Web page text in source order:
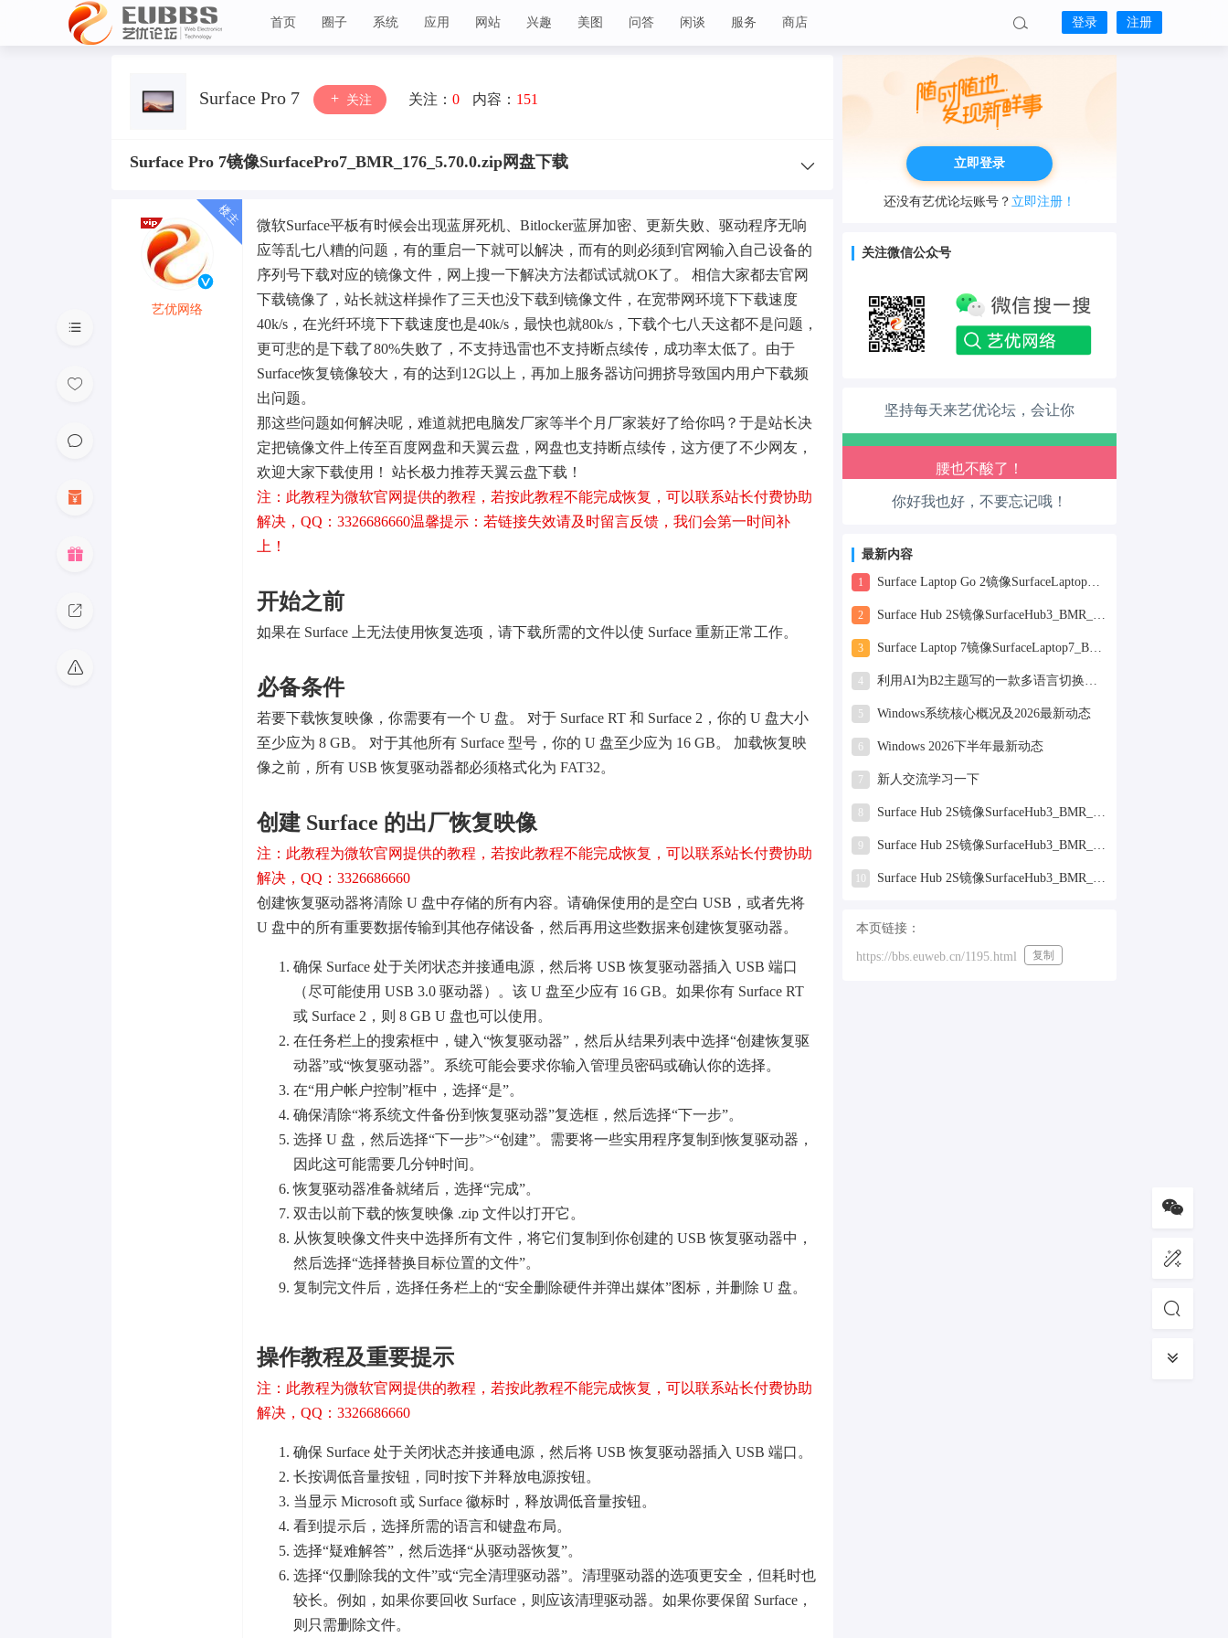
首页 圈子 系统 应用 网站 兴趣 美图 问答 闲谈 服务 商店 登录 注册
Surface Pro 7 关注 关注： 0 内容： 151
Surface Pro 7镜像SurfacePro7_BMR_176_5.70.0.zip网盘下载
艺优网络
微软Surface平板有时候会出现蓝屏死机、Bitlocker蓝屏加密、更新失败、驱动程序无响
应等乱七八糟的问题，有的重启一下就可以解决，而有的则必须到官网输入自己设备的
序列号下载对应的镜像文件，网上搜一下解决方法都试试就OK了。 相信大家都去官网
下载镜像了，站长就这样操作了三天也没下载到镜像文件，在宽带网环境下下载速度
40k/s，在光纤环境下下载速度也是40k/s，最快也就80k/s，下载个七八天这都不是问题，
更可悲的是下载了80%失败了，不支持迅雷也不支持断点续传，成功率太低了。由于
Surface恢复镜像较大，有的达到12G以上，再加上服务器访问拥挤导致国内用户下载频
出问题。
那这些问题如何解决呢，难道就把电脑发厂家等半个月厂家装好了给你吗？于是站长决
定把镜像文件上传至百度网盘和天翼云盘，网盘也支持断点续传，这方便了不少网友，
欢迎大家下载使用！ 站长极力推荐天翼云盘下载！
注：此教程为微软官网提供的教程，若按此教程不能完成恢复，可以联系站长付费协助
解决，QQ：3326686660温馨提示：若链接失效请及时留言反馈，我们会第一时间补
上！
开始之前
如果在 Surface 上无法使用恢复选项，请下载所需的文件以使 Surface 重新正常工作。
必备条件
若要下载恢复映像，你需要有一个 U 盘。 对于 Surface RT 和 Surface 2，你的 U 盘大小
至少应为 8 GB。 对于其他所有 Surface 型号，你的 U 盘至少应为 16 GB。 加载恢复映
像之前，所有 USB 恢复驱动器都必须格式化为 FAT32。
创建 Surface 的出厂恢复映像
注：此教程为微软官网提供的教程，若按此教程不能完成恢复，可以联系站长付费协助
解决，QQ：3326686660
创建恢复驱动器将清除 U 盘中存储的所有内容。请确保使用的是空白 USB，或者先将
U 盘中的所有重要数据传输到其他存储设备，然后再用这些数据来创建恢复驱动器。
确保 Surface 处于关闭状态并接通电源，然后将 USB 恢复驱动器插入 USB 端口
（尽可能使用 USB 3.0 驱动器）。该 U 盘至少应有 16 GB。如果你有 Surface RT
或 Surface 2，则 8 GB U 盘也可以使用。
在任务栏上的搜索框中，键入“恢复驱动器”，然后从结果列表中选择“创建恢复驱
动器”或“恢复驱动器”。系统可能会要求你输入管理员密码或确认你的选择。
在“用户帐户控制”框中，选择“是”。
确保清除“将系统文件备份到恢复驱动器”复选框，然后选择“下一步”。
选择 U 盘，然后选择“下一步”>“创建”。需要将一些实用程序复制到恢复驱动器，
因此这可能需要几分钟时间。
恢复驱动器准备就绪后，选择“完成”。
双击以前下载的恢复映像 .zip 文件以打开它。
从恢复映像文件夹中选择所有文件，将它们复制到你创建的 USB 恢复驱动器中，
然后选择“选择替换目标位置的文件”。
复制完文件后，选择任务栏上的“安全删除硬件并弹出媒体”图标，并删除 U 盘。
操作教程及重要提示
注：此教程为微软官网提供的教程，若按此教程不能完成恢复，可以联系站长付费协助
解决，QQ：3326686660
确保 Surface 处于关闭状态并接通电源，然后将 USB 恢复驱动器插入 USB 端口。
长按调低音量按钮，同时按下并释放电源按钮。
当显示 Microsoft 或 Surface 徽标时，释放调低音量按钮。
看到提示后，选择所需的语言和键盘布局。
选择“疑难解答”，然后选择“从驱动器恢复”。
选择“仅删除我的文件”或“完全清理驱动器”。清理驱动器的选项更安全，但耗时也
较长。例如，如果你要回收 Surface，则应该清理驱动器。如果你要保留 Surface，
则只需删除文件。
立即登录
还没有艺优论坛账号？ 立即注册！
关注微信公众号
坚持每天来艺优论坛，会让你
生活也美好了！
走路也有劲了！
腰也不酸了！
你好我也好，不要忘记哦！
最新内容
1 Surface Laptop Go 2镜像SurfaceLaptopGo2_BMR_42032_2026.507.11898505.zip网盘下载
2 Surface Hub 2S镜像SurfaceHub3_BMR_155000_2026.420.11870147.zip网盘下载
3 Surface Laptop 7镜像SurfaceLaptop7_BMR_12010_2025.1009.12069254.zip网盘下载
4 利用AI为B2主题写的一款多语言切换插件
5 Windows系统核心概况及2026最新动态
6 Windows 2026下半年最新动态
7 新人交流学习一下
8 Surface Hub 2S镜像SurfaceHub3_BMR_155000_2025.819.11244626.zip网盘下载
9 Surface Hub 2S镜像SurfaceHub3_BMR_155000_2025.319.9959381.zip网盘下载
10 Surface Hub 2S镜像SurfaceHub3_BMR_155000_2024.731.9330938.zip网盘下载
本页链接：
https://bbs.euweb.cn/1195.html 复制